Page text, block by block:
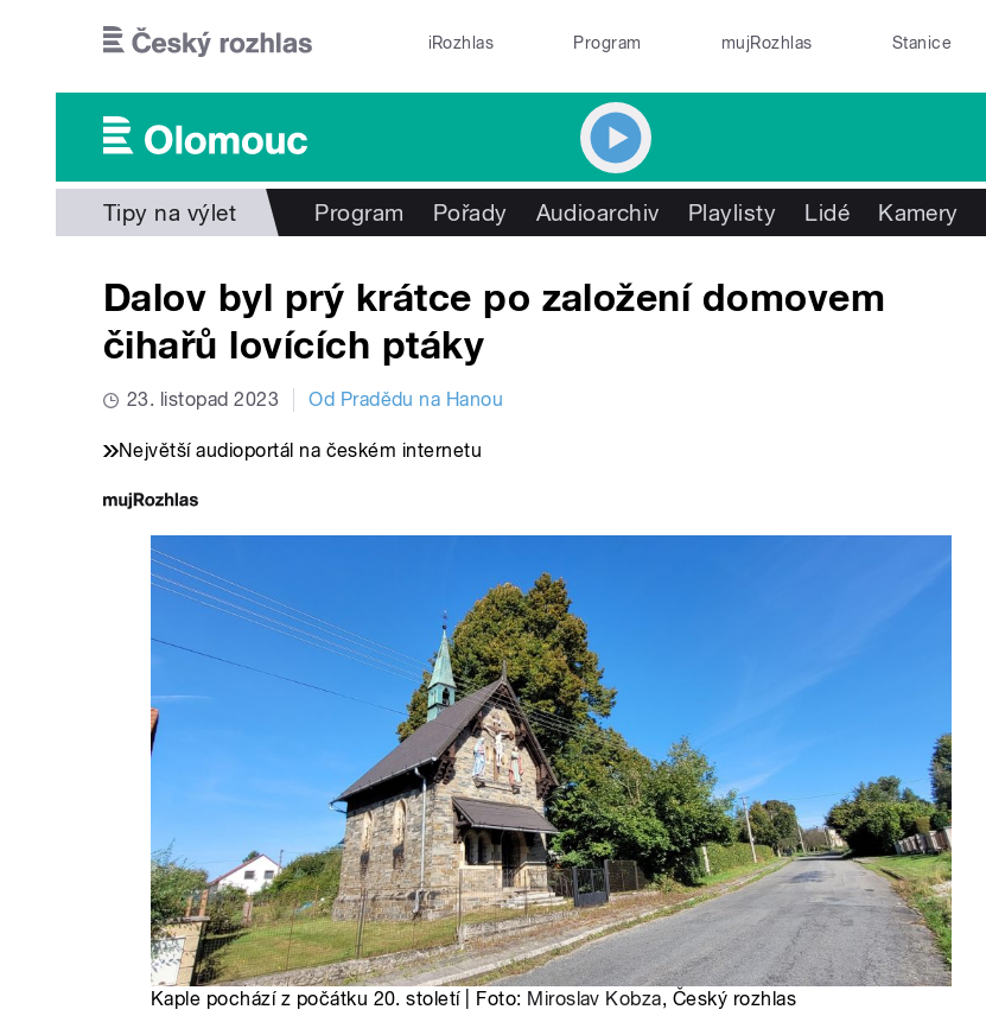
iRozhlas Program mujRozhlas Stanice
Tipy na výlet Program Pořady Audioarchiv Playlisty Lidé Kamery
Dalov byl prý krátce po založení domovem
čihařů lovících ptáky
23. listopad 2023 Od Pradědu na Hanou
Největší audioportál na českém internetu
Kaple pochází z počátku 20. století | Foto: Miroslav Kobza, Český rozhlas